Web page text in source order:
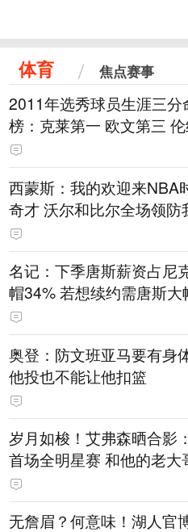
体育 焦点赛事
2011年选秀球员生涯三分
榜：克莱第一 欧文第三
西蒙斯：我的欢迎来NBA
奇才 沃尔和比尔全场领防
名记：下季唐斯薪资占尼
帽34% 若想续约需唐斯大
奥登：防文班亚马要有身
他投也不能让他扣篮
岁月如梭！艾弗森晒合影
首场全明星赛 和他的老大
无詹眉？何意味！湖人官